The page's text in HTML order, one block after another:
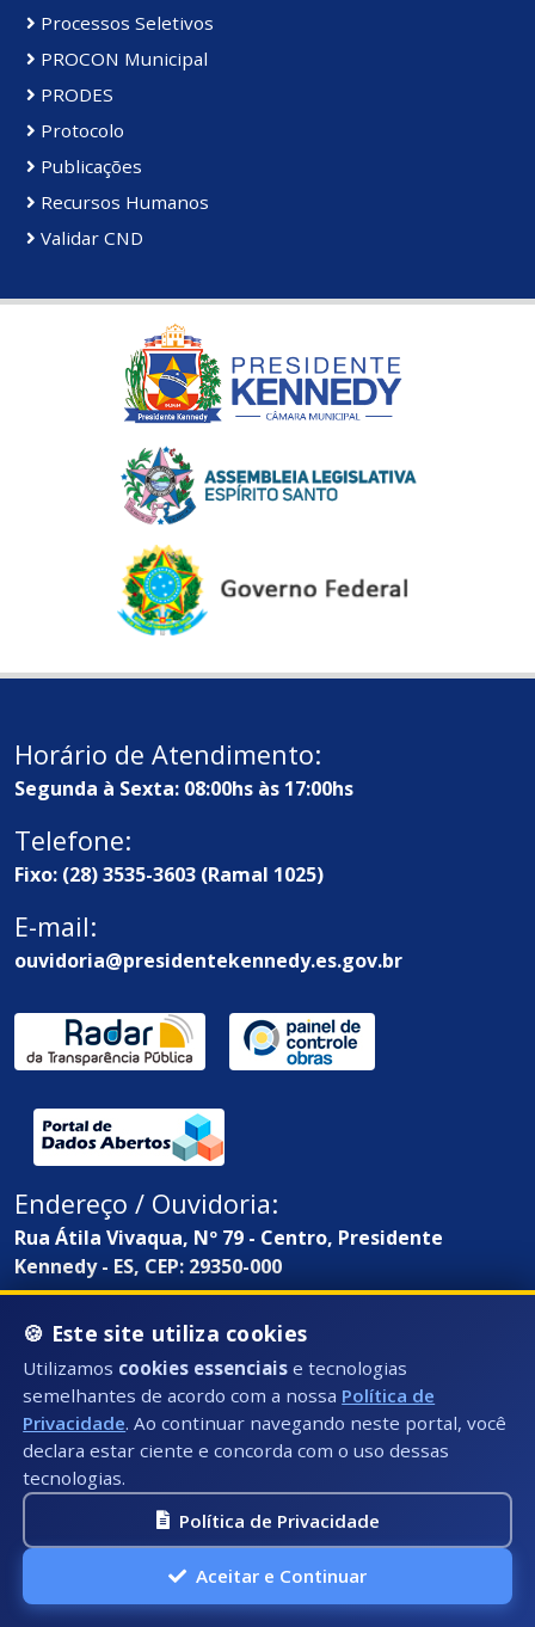
Processos Seletivos
PROCON Municipal
PRODES
Protocolo
Publicações
Recursos Humanos
Validar CND
Horário de Atendimento:
Segunda à Sexta: 08:00hs às 17:00hs
Telefone:
Fixo: (28) 3535-3603 (Ramal 1025)
E-mail:
ouvidoria@presidentekennedy.es.gov.br
Endereço / Ouvidoria:
Rua Átila Vivaqua, Nº 79 - Centro, Presidente
Kennedy - ES, CEP: 29350-000
🍪 Este site utiliza cookies
Utilizamos cookies essenciais e tecnologias
semelhantes de acordo com a nossa Política de
Privacidade. Ao continuar navegando neste portal, você
declara estar ciente e concorda com o uso dessas
tecnologias.
Política de Privacidade
Aceitar e Continuar